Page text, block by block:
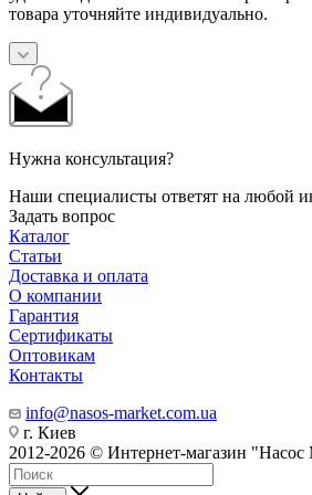
товара уточняйте индивидуально.
Нужна консультация?
Наши специалисты ответят на любой
Задать вопрос
Каталог
Статьи
Доставка и оплата
О компании
Гарантия
Сертификаты
Оптовикам
Контакты
info@nasos-market.com.ua
г. Киев
2012-2026 © Интернет-магазин "Насос